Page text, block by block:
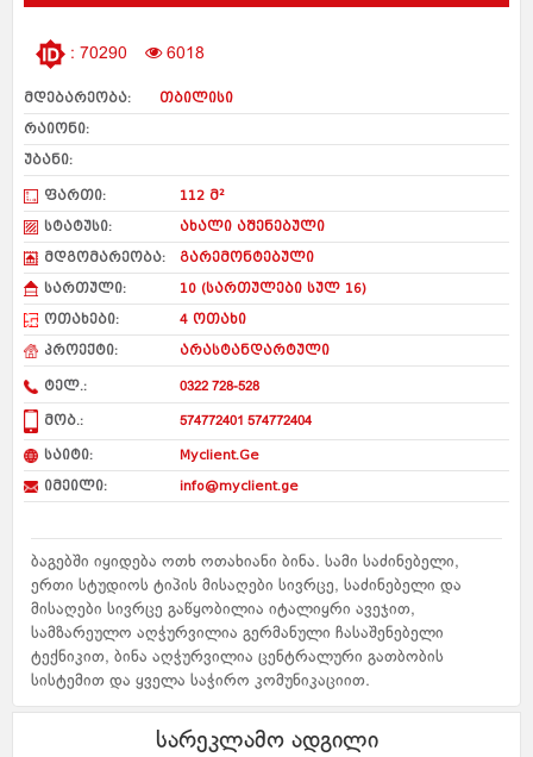
: 70290 6018
მდებარეობა:
თბილისი
რაიონი:
უბანი:
ფართი:
112 მ²
სტატუსი:
ახალი აშენებული
მდგომარეობა:
გარემონტებული
სართული:
10 (სართულები სულ 16)
ოთახები:
4 ოთახი
პროექტი:
არასტანდარტული
ტელ.: 0322 728-528
მობ.: 574772401 574772404
საიტი:
Myclient.Ge
იმეილი:
info@myclient.ge
ბაგებში იყიდება ოთხ ოთახიანი ბინა. სამი საძინებელი,
ერთი სტუდიოს ტიპის მისაღები სივრცე, საძინებელი და
მისაღები სივრცე გაწყობილია იტალიყრი ავეჯით,
სამზარეულო აღჭურვილია გერმანული ჩასაშენებელი
ტექნიკით, ბინა აღჭურვილია ცენტრალური გათბობის
სისტემით და ყველა საჭირო კომუნიკაციით.
სარეკლამო ადგილი